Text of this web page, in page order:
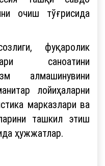
очиш тўғрисида
фуқаролик
саноатини
алмашинувини
лойиҳаларни
марказлари ва
ташкил этиш
ҳужжатлар.